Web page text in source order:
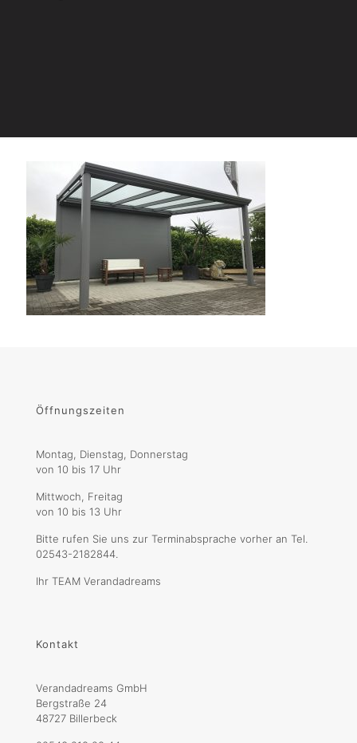
Öffnungszeiten
Montag, Dienstag, Donnerstag
von 10 bis 17 Uhr
Mittwoch, Freitag
von 10 bis 13 Uhr
Bitte rufen Sie uns zur Terminabsprache vorher an Tel.
02543-2182844.
Ihr TEAM Verandadreams
Kontakt
Verandadreams GmbH
Bergstraße 24
48727 Billerbeck